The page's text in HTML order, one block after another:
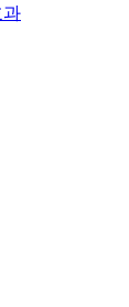
과